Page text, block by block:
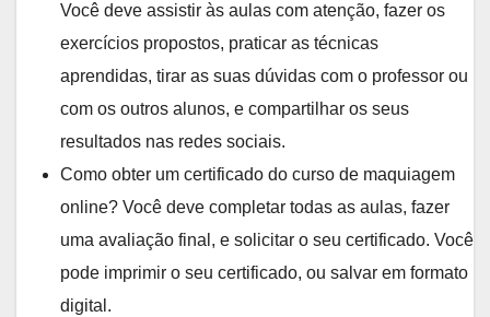
Você deve assistir às aulas com atenção, fazer os
exercícios propostos, praticar as técnicas
aprendidas, tirar as suas dúvidas com o professor ou
com os outros alunos, e compartilhar os seus
resultados nas redes sociais.
Como obter um certificado do curso de maquiagem
online? Você deve completar todas as aulas, fazer
uma avaliação final, e solicitar o seu certificado. Você
pode imprimir o seu certificado, ou salvar em formato
digital.